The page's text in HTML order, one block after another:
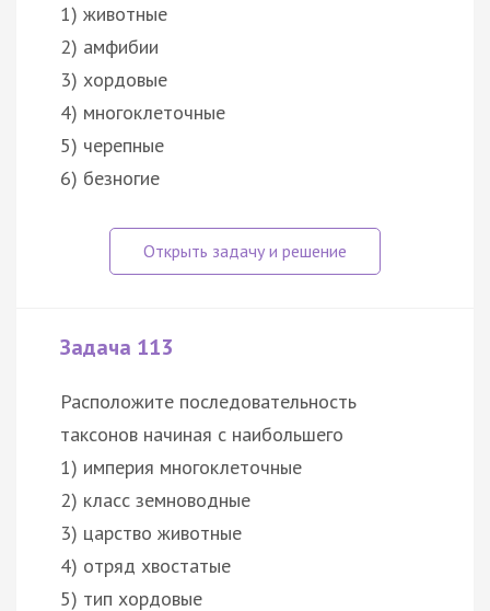
1) животные
2) амфибии
3) хордовые
4) многоклеточные
5) черепные
6) безногие
Задача 113
Расположите последовательность
таксонов начиная с наибольшего
1) империя многоклеточные
2) класс земноводные
3) царство животные
4) отряд хвостатые
5) тип хордовые